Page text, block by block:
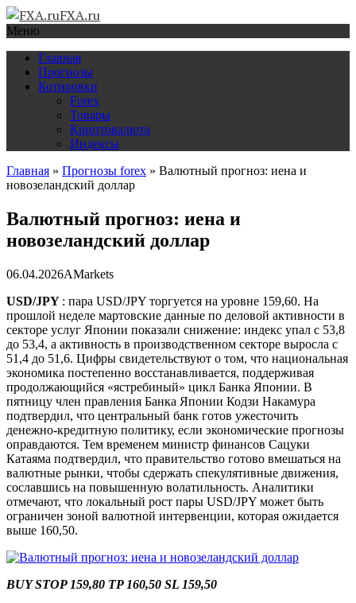
FXA.ru
Меню
Главная
Прогнозы
Котировки
Forex
Товары
Криптовалюта
Индексы
Главная » Прогнозы forex » Валютный прогноз: иена и
новозеландский доллар
Валютный прогноз: иена и
новозеландский доллар
06.04.2026AMarkets
USD/JPY : пара USD/JPY торгуется на уровне 159,60. На
прошлой неделе мартовские данные по деловой активности в
секторе услуг Японии показали снижение: индекс упал с 53,8
до 53,4, а активность в производственном секторе выросла с
51,4 до 51,6. Цифры свидетельствуют о том, что национальная
экономика постепенно восстанавливается, поддерживая
продолжающийся «ястребиный» цикл Банка Японии. В
пятницу член правления Банка Японии Кодзи Накамура
подтвердил, что центральный банк готов ужесточить
денежно-кредитную политику, если экономические прогнозы
оправдаются. Тем временем министр финансов Сацуки
Катаяма подтвердил, что правительство готово вмешаться на
валютные рынки, чтобы сдержать спекулятивные движения,
сославшись на повышенную волатильность. Аналитики
отмечают, что локальный рост пары USD/JPY может быть
ограничен зоной валютной интервенции, которая ожидается
выше 160,50.
BUY STOP 159,80 TP 160,50 SL 159,50